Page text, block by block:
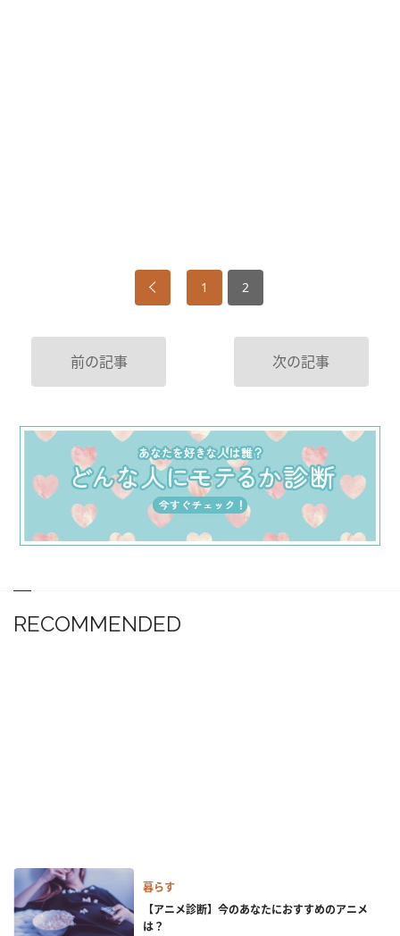
1 2
前の記事 次の記事
RECOMMENDED
暮らす
【アニメ診断】今のあなたにおすすめのアニメ
は？